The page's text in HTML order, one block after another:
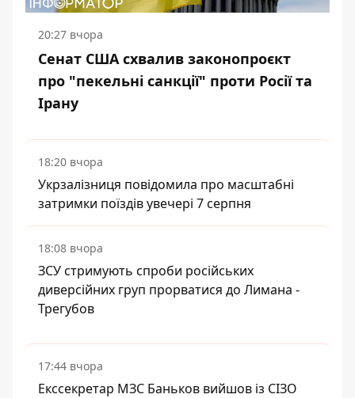
20:27 вчора
Сенат США схвалив законопроєкт
про "пекельні санкції" проти Росії та
Ірану
18:20 вчора
Укрзалізниця повідомила про масштабні
затримки поїздів увечері 7 серпня
18:08 вчора
ЗСУ стримують спроби російських
диверсійних груп прорватися до Лимана -
Трегубов
17:44 вчора
Екссекретар МЗС Баньков вийшов із СІЗО